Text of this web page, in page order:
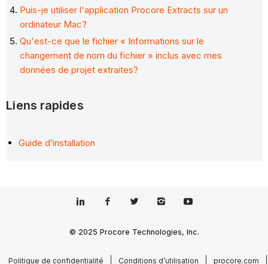
Puis-je utiliser l'application Procore Extracts sur un
ordinateur Mac?
Qu'est-ce que le fichier « Informations sur le
changement de nom du fichier » inclus avec mes
données de projet extraites?
Liens rapides
Guide d’installation
© 2025 Procore Technologies, Inc.
Politique de confidentialité Conditions d’utilisation procore.com